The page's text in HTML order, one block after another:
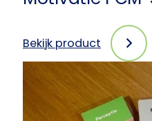
Bekijk product
:
Motivatie
PCM-
Stickerset